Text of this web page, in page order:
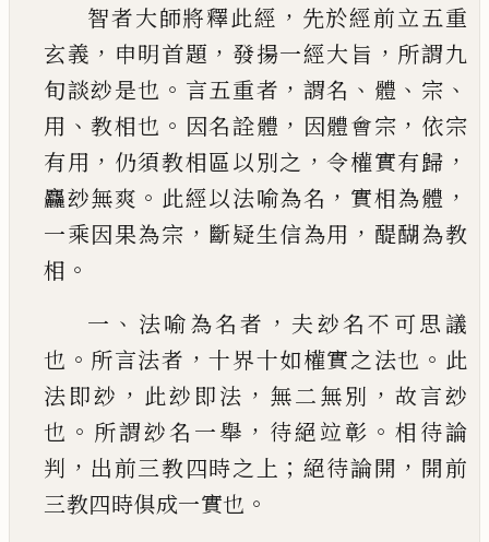
智者大師將釋此經 ， 先於經前立五重
玄義 ， 申明首題 ， 發揚一經大旨 ， 所謂九
旬談玅是也 。 言五重者 ， 謂名 、 體 、 宗 、
用 、教相也 。 因名詮體 ， 因體會宗 ， 依宗
有用 ， 仍須教相區以別之 ，令權實有歸 ，
麤玅無爽 。 此經以法喻為名 ， 實相為體 ，
一乘因果為宗 ， 斷疑生信為用 ， 醍醐為教
相 。
一 、 法喻為名者 ， 夫玅名不 可思議
也 。 所言法者 ，十界十如權實之法也 。 此
法即玅 ， 此玅即法 ， 無二無別 ， 故言玅
也 。 所謂玅名一舉 ， 待絕竝彰 。 相待論
判 ， 出前三教四時之上 ； 絕待論開 ， 開前
三教四時俱成一實也 。